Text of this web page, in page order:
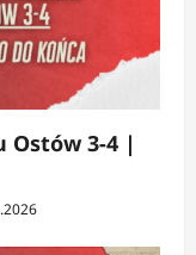
Ostów 3-4 |